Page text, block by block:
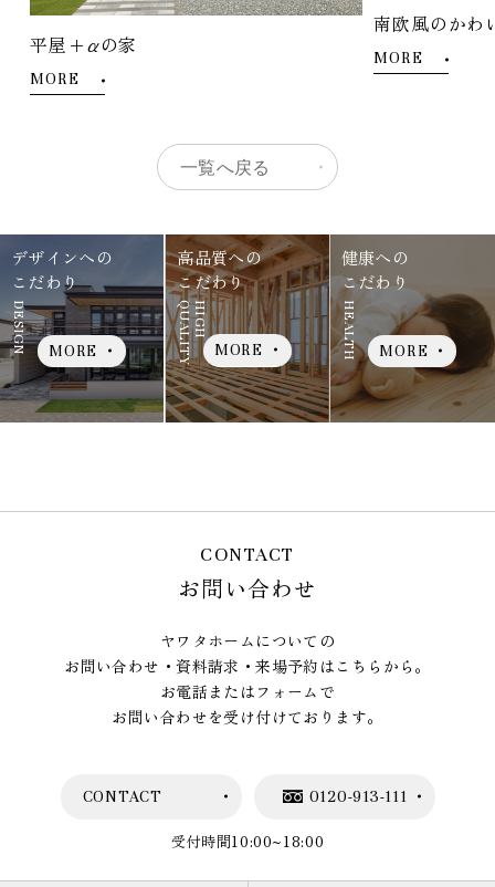
平屋+αの家
MORE
南欧風のかわ
MORE
一覧へ戻る
デザインへの
こだわり
DESIGN MORE
高品質への
こだわり
HIGH
QUALITY MORE
健康への
こだわり
HEALTH MORE
CONTACT
お問い合わせ
ヤワタホームについての
お問い合わせ・資料請求・来場予約はこちらから。
お電話またはフォームで
お問い合わせを受け付けております。
CONTACT 0120-913-111
受付時間10:00~18:00